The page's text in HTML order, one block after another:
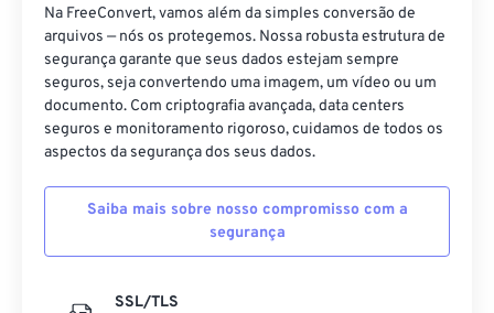
Na FreeConvert, vamos além da simples conversão de
arquivos — nós os protegemos. Nossa robusta estrutura de
segurança garante que seus dados estejam sempre
seguros, seja convertendo uma imagem, um vídeo ou um
documento. Com criptografia avançada, data centers
seguros e monitoramento rigoroso, cuidamos de todos os
aspectos da segurança dos seus dados.
Saiba mais sobre nosso compromisso com a
segurança
SSL/TLS